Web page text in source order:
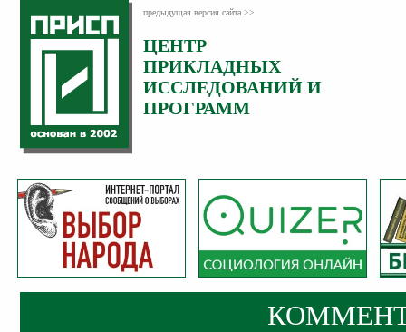
предыдущая версия сайта >>
ЦЕНТР
ПРИКЛАДНЫХ
ИССЛЕДОВАНИЙ И
ПРОГРАММ
Категория:
Комментарии